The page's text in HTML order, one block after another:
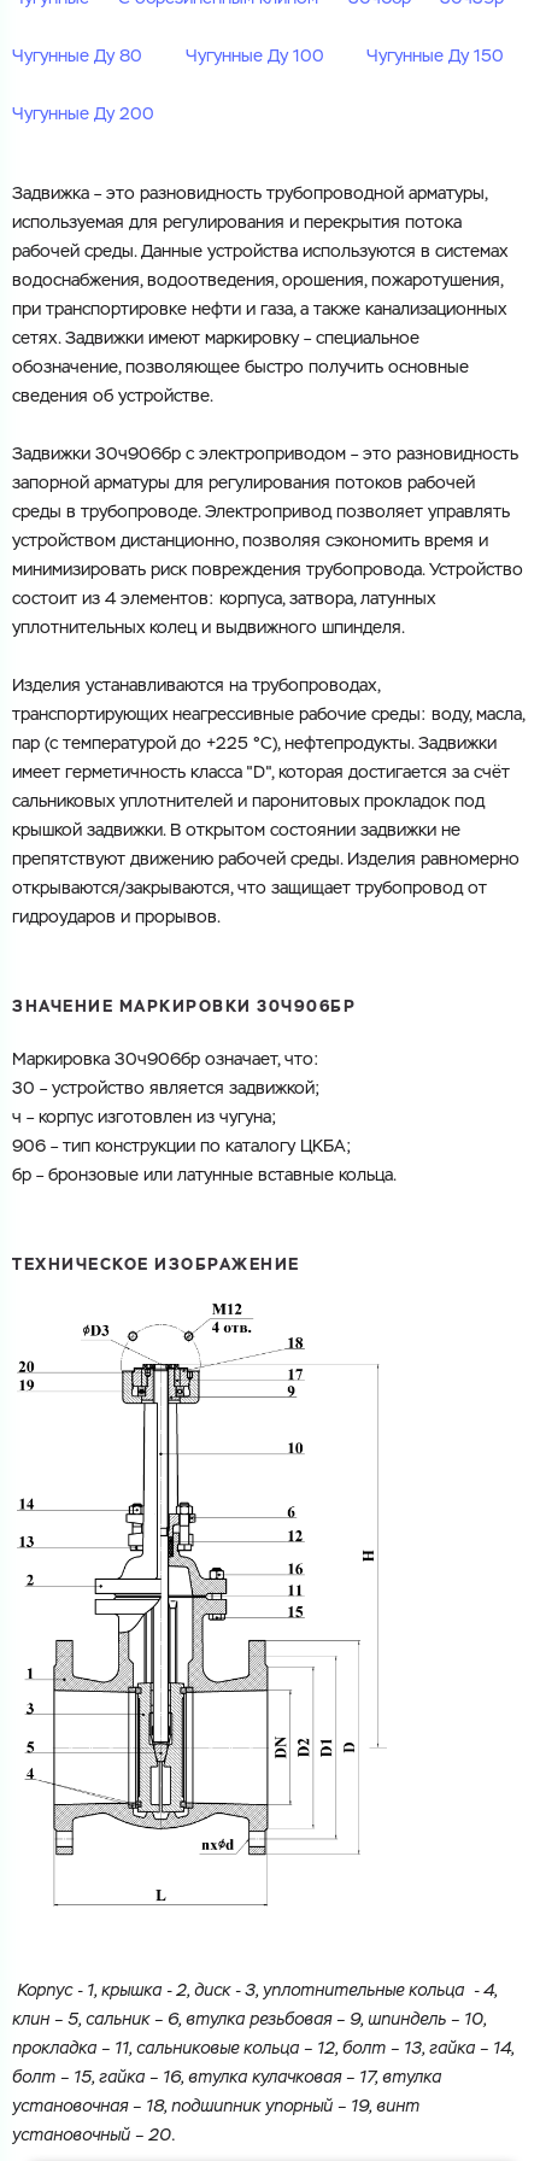
Город
Cоглашаюсь на обработкуперсональных данных
ГОТОВО
Номер телефона
ОТПРАВИТЬ
Город
Файл с реквизитами огранизации (любой формат, макс. 20
Cоглашаюсь на обработку персональных данных
ГОТОВО
Чугунные Ду 80 Чугунные Ду 100 Чугунные Ду 150
Чугунные Ду 200
Задвижка – это разновидность трубопроводной арматуры,
используемая для регулирования и перекрытия потока
рабочей среды. Данные устройства используются в системах
водоснабжения, водоотведения, орошения, пожаротушения,
при транспортировке нефти и газа, а также канализационных
сетях. Задвижки имеют маркировку– специальное
обозначение, позволяющее быстро получить основные
сведения об устройстве.
Задвижки 30ч906бр с электроприводом – это разновидность
запорной арматуры для регулирования потоков рабочей
среды в трубопроводе. Электропривод позволяет управлять
устройством дистанционно, позволяя сэкономить время и
минимизировать риск повреждения трубопровода.Устройство
состоит из 4 элементов: корпуса, затвора, латунных
уплотнительных колец и выдвижного шпинделя.
Изделия устанавливаются на трубопроводах,
транспортирующих неагрессивные рабочие среды: воду, масла,
пар (с температурой до +225 °С), нефтепродукты. Задвижки
имеет герметичность класса " D", которая достигается за счёт
сальниковых уплотнителей и паронитовых прокладок под
крышкой задвижки. В открытом состоянии задвижки не
препятствуют движению рабочей среды. Изделия равномерно
открываются/закрываются, что защищает трубопровод от
гидроударов и прорывов.
ЗНАЧЕНИЕ МАРКИРОВКИ 30Ч906БР
Маркировка 30ч906бр означает, что:
30 – устройство является задвижкой;
ч – корпус изготовлен из чугуна;
906 – тип конструкции по каталогу ЦКБА;
бр – бронзовые или латунные вставные кольца.
ТЕХНИЧЕСКОЕ ИЗОБРАЖЕНИЕ
Корпус - 1, крышка - 2, диск - 3, уплотнительные кольца - 4,
клин – 5, сальник – 6, втулка резьбовая – 9, шпиндель – 10,
прокладка – 11, сальниковые кольца – 12, болт – 13, гайка – 14,
болт – 15, гайка – 16, втулка кулачковая – 17, втулка
установочная – 18, подшипник упорный – 19, винт
установочный – 20.